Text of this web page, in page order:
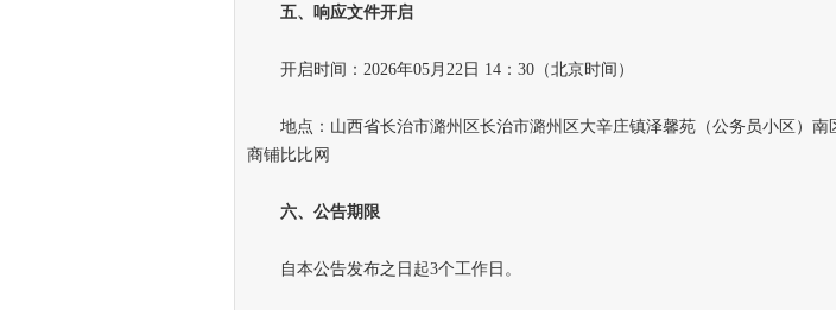
五、响应文件开启
开启时间：2026年05月22日 14：30（北京时间）
地点：山西省长治市潞州区长治市潞州区大辛庄镇泽馨苑（公务员小区）南
商铺比比网
六、公告期限
自本公告发布之日起3个工作日。